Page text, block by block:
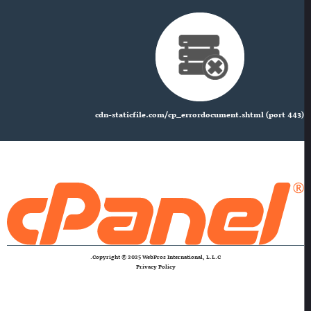
cdn-staticfile.com/cp_errordocument.shtml (port 443)
Copyright © 2025 WebPros International, L.L.C.
Privacy Policy